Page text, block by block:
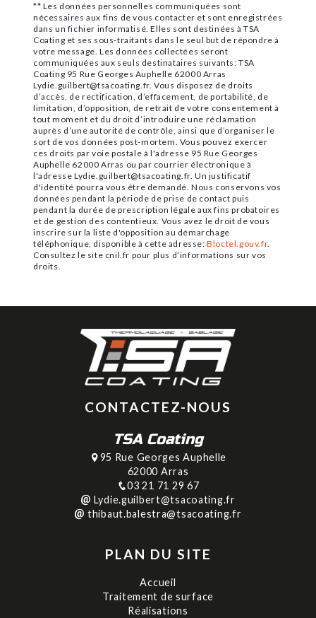
** Les données personnelles communiquées sont
nécessaires aux fins de vous contacter et sont enregistrées
dans un fichier informatisé. Elles sont destinées à TSA
Coating et ses sous-traitants dans le seul but de répondre à
votre message. Les données collectées seront
communiquées aux seuls destinataires suivants: TSA
Coating 95 Rue Georges Auphelle 62000 Arras
Lydie.guilbert@tsacoating.fr. Vous disposez de droits
d’accès, de rectification, d’effacement, de portabilité, de
limitation, d’opposition, de retrait de votre consentement à
tout moment et du droit d’introduire une réclamation
auprès d’une autorité de contrôle, ainsi que d’organiser le
sort de vos données post-mortem. Vous pouvez exercer
ces droits par voie postale à l'adresse 95 Rue Georges
Auphelle 62000 Arras ou par courrier électronique à
l'adresse Lydie.guilbert@tsacoating.fr. Un justificatif
d'identité pourra vous être demandé. Nous conservons vos
données pendant la période de prise de contact puis
pendant la durée de prescription légale aux fins probatoires
et de gestion des contentieux. Vous avez le droit de vous
inscrire sur la liste d'opposition au démarchage
téléphonique, disponible à cette adresse:Bloctel.gouv.fr.
Consultez le site cnil.fr pour plus d’informations sur vos
droits.
CONTACTEZ-NOUS
TSA Coating
95 Rue Georges Auphelle
62000 Arras
03 21 71 29 67
Lydie.guilbert@tsacoating.fr
thibaut.balestra@tsacoating.fr
PLAN DU SITE
Accueil
Traitement de surface
Réalisations